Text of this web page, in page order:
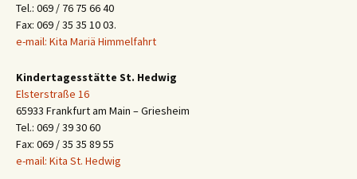
Tel.: 069 / 76 75 66 40
Fax: 069 / 35 35 10 03.
e-mail: Kita Mariä Himmelfahrt
Kindertagesstätte St. Hedwig
Elsterstraße 16
65933 Frankfurt am Main – Griesheim
Tel.: 069 / 39 30 60
Fax: 069 / 35 35 89 55
e-mail: Kita St. Hedwig